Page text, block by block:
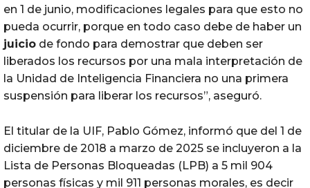
en 1 de junio, modificaciones legales para que esto no
pueda ocurrir, porque en todo caso debe de haber un
juicio de fondo para demostrar que deben ser
liberados los recursos por una mala interpretación de
la Unidad de Inteligencia Financiera no una primera
suspensión para liberar los recursos”, aseguró.
El titular de la UIF, Pablo Gómez, informó que del 1 de
diciembre de 2018 a marzo de 2025 se incluyeron a la
Lista de Personas Bloqueadas (LPB) a 5 mil 904
personas físicas y mil 911 personas morales, es decir